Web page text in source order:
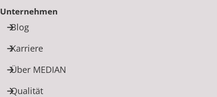
Unternehmen
Blog
Karriere
Über MEDIAN
Qualität